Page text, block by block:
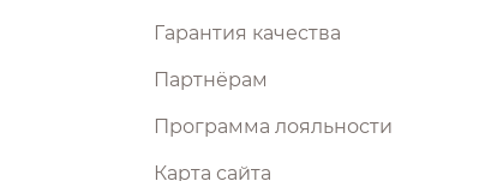
Гарантия качества
Партнёрам
Программа лояльности
Карта сайта